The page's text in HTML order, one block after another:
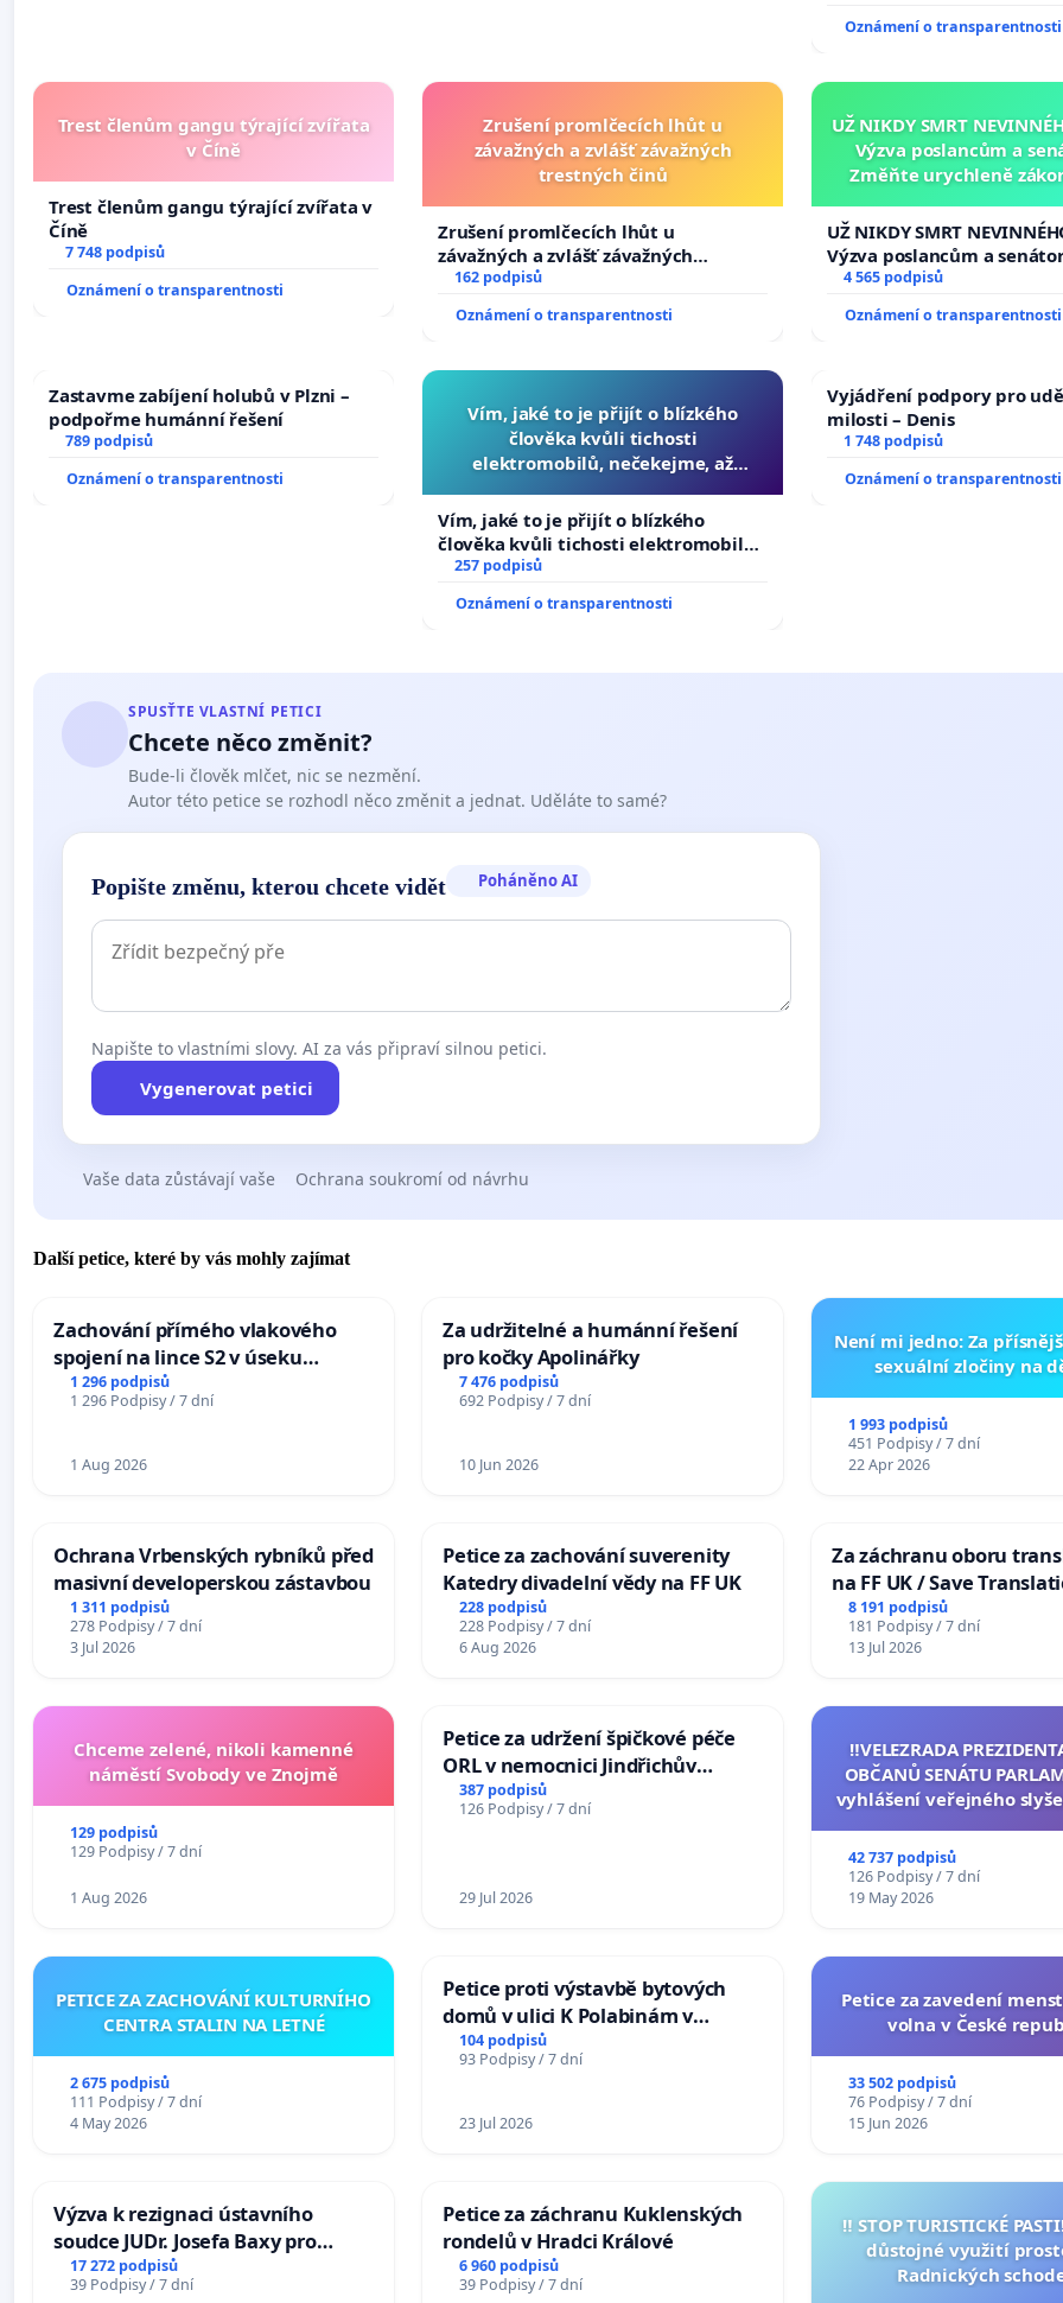
Oznámení o transparentnosti
Trest členům gangu týrající zvířata
v Číně
Trest členům gangu týrající zvířata v
Číně
7 748 podpisů
Oznámení o transparentnosti
Zrušení promlčecích lhůt u
závažných a zvlášť závažných
trestných činů
Zrušení promlčecích lhůt u
závažných a zvlášť závažných
trestných činů
162 podpisů
Oznámení o transparentnosti
UŽ NIKDY SMRT
Výzva poslancům a
Změňte urychleně
opakovat!
UŽ NIKDY SMRT
Výzva poslancům a
Změňte urychleně zákon,
opakovat!
4 565 podpisů
Oznámení o transparentnosti
Zastavme zabíjení holubů v Plzni –
podpořme humánní řešení
789 podpisů
Oznámení o transparentnosti
Vím, jaké to je přijít o blízkého
člověka kvůli tichosti
elektromobilů, nečekejme, až
auta!
Vím, jaké to je přijít o blízkého
člověka kvůli tichosti elektromobilů,
nečekejme, až přibydou další,
257 podpisů
Oznámení o transparentnosti
Vyjádření podpory pro
milosti – Denis
1 748 podpisů
Oznámení o transparentnosti
SPUSŤTE VLASTNÍ PETICI
Chcete něco změnit?
Bude-li člověk mlčet, nic se nezmění.
Autor této petice se rozhodl něco změnit a jednat. Uděláte to samé?
Popište změnu, kterou chcete vidět Poháněno AI
Napište to vlastními slovy. AI za vás připraví silnou petici.
Vygenerovat petici
Vaše data zůstávají vaše Ochrana soukromí od návrhu
Další petice, které by vás mohly zajímat
Zachování přímého vlakového
spojení na lince S2 v úseku
Ostrava – Bohumín – Karviná –
Mosty u Jablunkova
1 296 podpisů
1 296 Podpisy / 7 dní
1 Aug 2026
Za udržitelné a humánní řešení
pro kočky Apolinářky
7 476 podpisů
692 Podpisy / 7 dní
10 Jun 2026
Není mi jedno: Za
sexuální zločiny na
1 993 podpisů
451 Podpisy / 7 dní
22 Apr 2026
Ochrana Vrbenských rybníků před
masivní developerskou zástavbou
1 311 podpisů
278 Podpisy / 7 dní
3 Jul 2026
Petice za zachování suverenity
Katedry divadelní vědy na FF UK
228 podpisů
228 Podpisy / 7 dní
6 Aug 2026
Za záchranu oboru
na FF UK / Save
Studies at the Faculty of
Charles University
8 191 podpisů
181 Podpisy / 7 dní
13 Jul 2026
Chceme zelené, nikoli kamenné
náměstí Svobody ve Znojmě
129 podpisů
129 Podpisy / 7 dní
1 Aug 2026
Petice za udržení špičkové péče
ORL v nemocnici Jindřichův
Hradec
387 podpisů
126 Podpisy / 7 dní
29 Jul 2026
‼️VELEZRADA
OBČANŮ SENÁTU
vyhlášení veřejného
na přijetí usnesení k
žaloby na prezidenta
42 737 podpisů
126 Podpisy / 7 dní
19 May 2026
PETICE ZA ZACHOVÁNÍ KULTURNÍHO
CENTRA STALIN NA LETNÉ
2 675 podpisů
111 Podpisy / 7 dní
4 May 2026
Petice proti výstavbě bytových
domů v ulici K Polabinám v
Pardubicích
104 podpisů
93 Podpisy / 7 dní
23 Jul 2026
Petice za zavedení
volna v České
33 502 podpisů
76 Podpisy / 7 dní
15 Jun 2026
Výzva k rezignaci ústavního
soudce JUDr. Josefa Baxy pro
ohrožení důvěry ve spravedlivý
proces
17 272 podpisů
39 Podpisy / 7 dní
Petice za záchranu Kuklenských
rondelů v Hradci Králové
6 960 podpisů
39 Podpisy / 7 dní
‼️ STOP TURISTICKÉ
důstojné využití
Radnických